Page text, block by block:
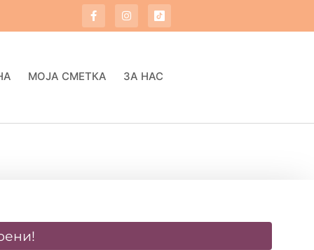
МОЈА СМЕТКА ЗА НАС